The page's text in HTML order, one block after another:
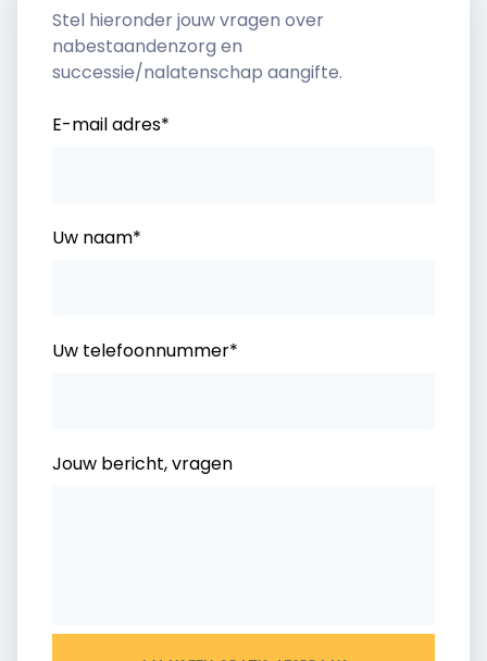
Stel hieronder jouw vragen over
nabestaandenzorg en
successie/nalatenschap aangifte.
E-mail adres*
Uw naam*
Uw telefoonnummer*
Jouw bericht, vragen